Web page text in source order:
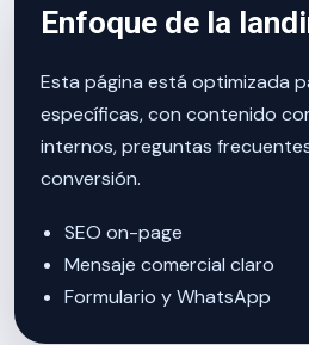
Enfoque de la
Esta página está optimizada
específicas, con contenido
internos, preguntas
conversión.
SEO on-page
Mensaje comercial claro
Formulario y WhatsApp